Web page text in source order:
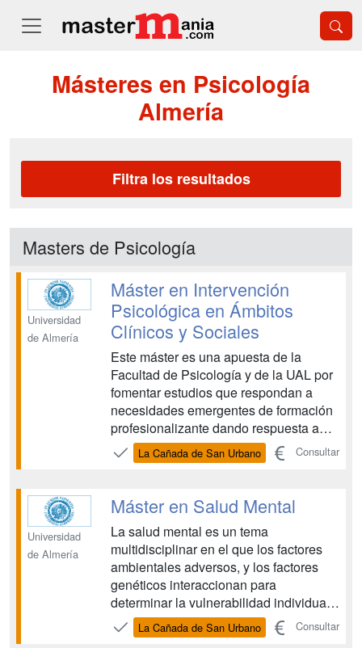
Másteres en Psicología
Almería
Filtra los resultados
Masters de Psicología
Universidad
de Almería
Máster en Intervención
Psicológica en Ámbitos
Clínicos y Sociales
Este máster es una apuesta de la
Facultad de Psicología y de la UAL por
fomentar estudios que respondan a
necesidades emergentes de formación
profesionalizante dando respuesta a
nuevas demandas sociales. El Máster
pretende ofrecer a los-las graduados-
formación necesaria para el ejercicio de
actividad profesional ...
La Cañada de San Urbano Consultar
Universidad
de Almería
Máster en Salud Mental
La salud mental es un tema
multidisciplinar en el que los factores
ambientales adversos, y los factores
genéticos interaccionan para
determinar la vulnerabilidad individual
que condicionará el estado de salud en
la población. El objetivo es resaltar el
La Cañada de San Urbano Consultar